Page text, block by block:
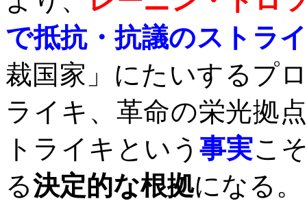
で抵抗・抗議のストラ
裁国家」にたいするプ
ライキ、革命の栄光拠
トライキという事実こ
る決定的な根拠になる。